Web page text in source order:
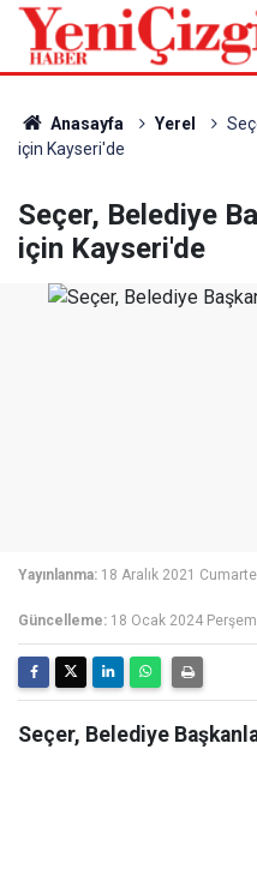
Anasayfa Yerel
için Kayseri'de
Seçer, Belediye
için Kayseri'de
Yayınlanma: 18 Aralık 2021
Güncelleme: 18 Ocak 2024
Seçer, Belediye